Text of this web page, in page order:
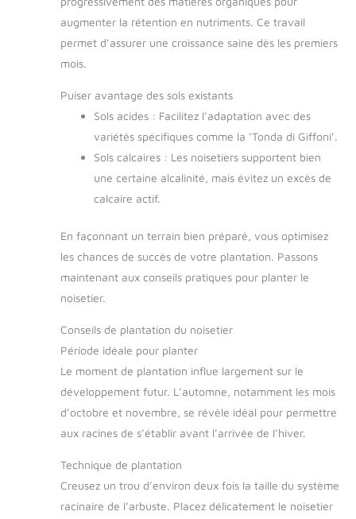
augmenter la rétention en nutriments. Ce travail
permet d’assurer une croissance saine dès les premiers
mois.
Puiser avantage des sols existants
Sols acides : Facilitez l’adaptation avec des
variétés spécifiques comme la ‘Tonda di Giffoni’.
Sols calcaires : Les noisetiers supportent bien
une certaine alcalinité, mais évitez un excès de
calcaire actif.
En façonnant un terrain bien préparé, vous optimisez
les chances de succès de votre plantation. Passons
maintenant aux conseils pratiques pour planter le
noisetier.
Conseils de plantation du noisetier
Période idéale pour planter
Le moment de plantation influe largement sur le
développement futur. L’automne, notamment les mois
d’octobre et novembre, se révèle idéal pour permettre
aux racines de s’établir avant l’arrivée de l’hiver.
Technique de plantation
Creusez un trou d’environ deux fois la taille du système
racinaire de l’arbuste. Placez délicatement le noisetier